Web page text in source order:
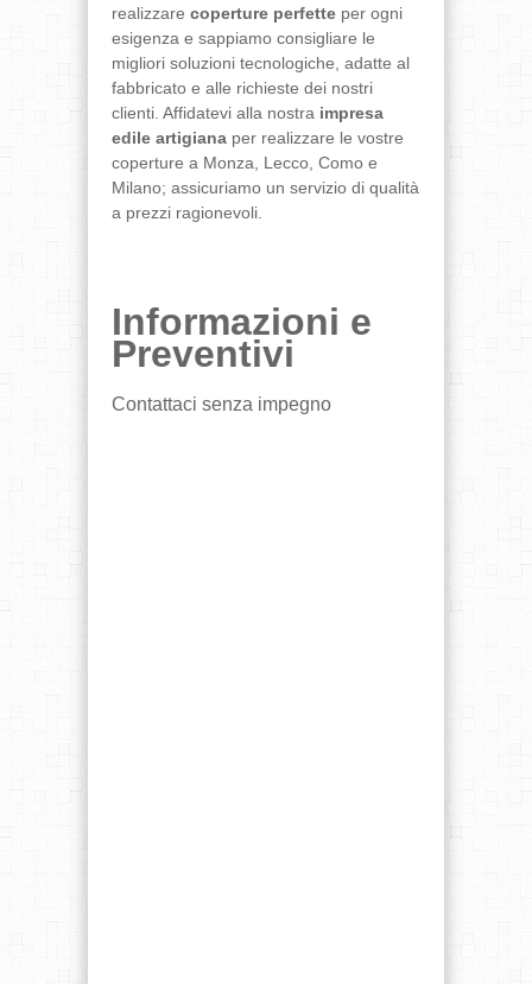
realizzare coperture perfette per ogni
esigenza e sappiamo consigliare le
migliori soluzioni tecnologiche, adatte al
fabbricato e alle richieste dei nostri
clienti. Affidatevi alla nostra impresa
edile artigiana per realizzare le vostre
coperture a Monza, Lecco, Como e
Milano; assicuriamo un servizio di qualità
a prezzi ragionevoli.
Informazioni e
Preventivi
Contattaci senza impegno